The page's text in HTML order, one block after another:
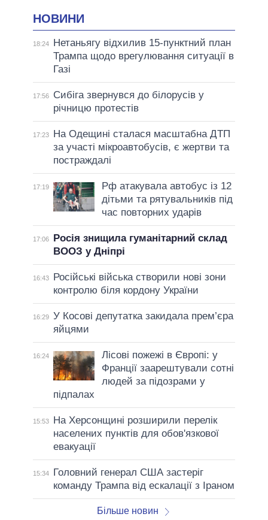
НОВИНИ
18:24
Нетаньягу відхилив 15-пунктний план
Трампа щодо врегулювання ситуації в
Газі
17:56
Сибіга звернувся до білорусів у
річницю протестів
17:23
На Одещині сталася масштабна ДТП
за участі мікроавтобусів, є жертви та
постраждалі
17:19
Рф атакувала автобус із 12
дітьми та рятувальників під
час повторних ударів
17:06
Росія знищила гуманітарний склад
ВООЗ у Дніпрі
16:43
Російські війська створили нові зони
контролю біля кордону України
16:29 У Косові депутатка закидала прем’єра
яйцями
16:24
Лісові пожежі в Європі: у
Франції заарештували сотні
людей за підозрами у
підпалах
15:53
На Херсонщині розширили перелік
населених пунктів для обов'язкової
евакуації
15:34
Головний генерал США застеріг
команду Трампа від ескалації з Іраном
Більше новин